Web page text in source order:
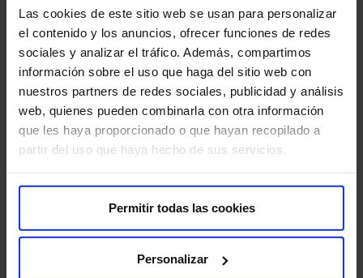
Las cookies de este sitio web se usan para personalizar
el contenido y los anuncios, ofrecer funciones de redes
sociales y analizar el tráfico. Además, compartimos
información sobre el uso que haga del sitio web con
nuestros partners de redes sociales, publicidad y análisis
web, quienes pueden combinarla con otra información
que les haya proporcionado o que hayan recopilado a
partir del uso que haya hecho de sus servicios.
Permitir todas las cookies
Personalizar
Odontología general